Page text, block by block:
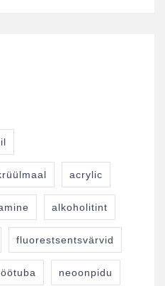
acrylic
alkoholitint
fluorestsentsvärvid
neoonpidu